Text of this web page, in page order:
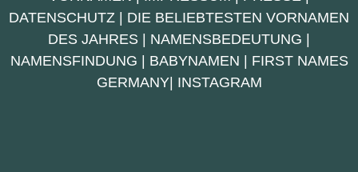
DATENSCHUTZ | DIE BELIEBTESTEN VORNAMEN
DES JAHRES | NAMENSBEDEUTUNG |
NAMENSFINDUNG | BABYNAMEN | FIRST NAMES
GERMANY| INSTAGRAM